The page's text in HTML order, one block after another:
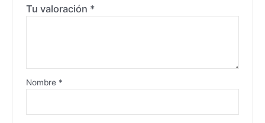
Tu valoración *
Nombre *